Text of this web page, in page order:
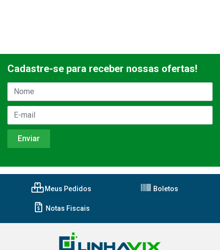
Cadastre-se para receber nossas ofertas!
Meus Pedidos Boletos
Notas Fiscais